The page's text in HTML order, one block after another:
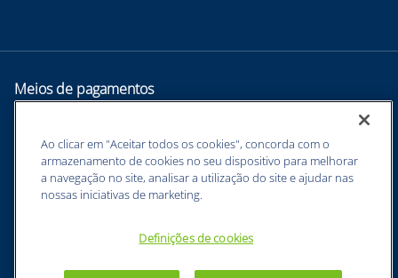
Meios de pagamentos
BUNZL EQUIPAMENTOS PARA PROTEÇÃO INDIVIDUAL. - CNPJ:
Ao clicar em "Aceitar todos os cookies", concorda com o
armazenamento de cookies no seu dispositivo para melhorar
a navegação no site, analisar a utilização do site e ajudar nas
nossas iniciativas de marketing.
Definições de cookies